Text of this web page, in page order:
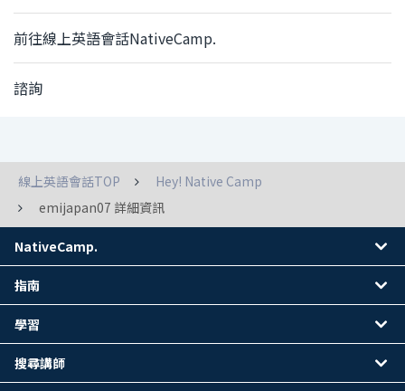
前往線上英語會話NativeCamp.
諮詢
線上英語會話TOP
Hey! Native Camp
emijapan07 詳細資訊
NativeCamp.
指南
學習
搜尋講師